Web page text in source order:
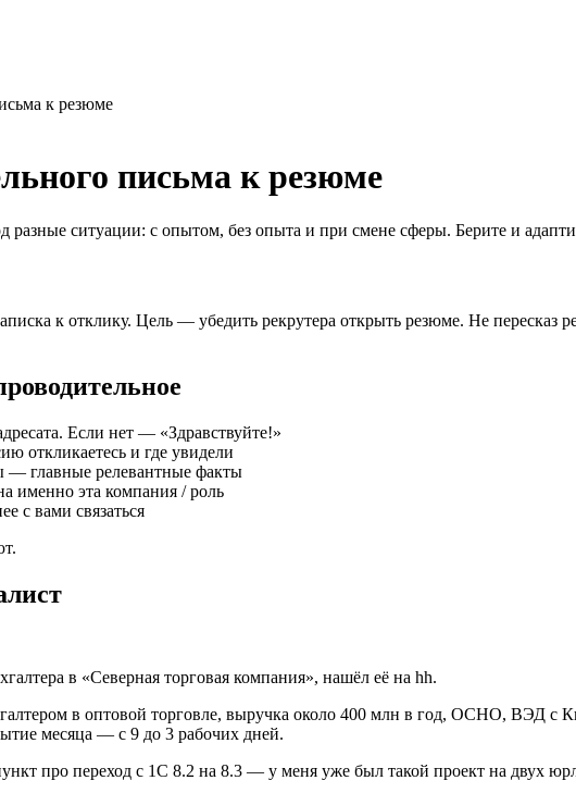
к резюме
письма к резюме
ситуации: с опытом, без опыта и при смене сферы. Берите и
к отклику. Цель — убедить рекрутера открыть резюме. Не пересказ
Если нет — «Здравствуйте!»
откликаетесь и где увидели
— главные релевантные факты
именно эта компания / роль
с вами связаться
в «Северная торговая компания», нашёл её на hh.
в оптовой торговле, выручка около 400 млн в год, ОСНО, ВЭД с
месяца — с 9 до 3 рабочих дней.
про переход с 1С 8.2 на 8.3 — у меня уже был такой проект на двух